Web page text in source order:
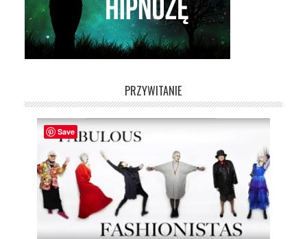
PRZYWITANIE
Save